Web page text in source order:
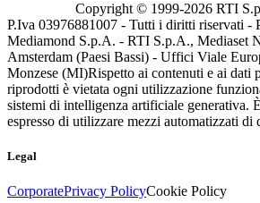
Copyright © 1999-2026 RTI
P.Iva 03976881007 - Tutti i diritti riservati -
Mediamond S.p.A. - RTI S.p.A., Mediaset
Amsterdam (Paesi Bassi) - Uffici Viale
Monzese (MI)Rispetto ai contenuti e ai dati
riprodotti è vietata ogni utilizzazione
sistemi di intelligenza artificiale generativa.
espresso di utilizzare mezzi automatizzati di
Legal
CorporatePrivacy PolicyCookie Policy